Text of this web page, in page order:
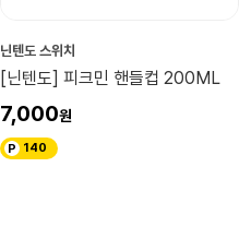
닌텐도 스위치
[닌텐도] 피크민 핸들컵 200ML
7,000
140